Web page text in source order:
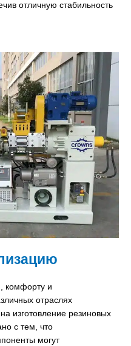
отличную стабильность
комфорту и
отраслях
изготовление резиновых
с тем, что
могут